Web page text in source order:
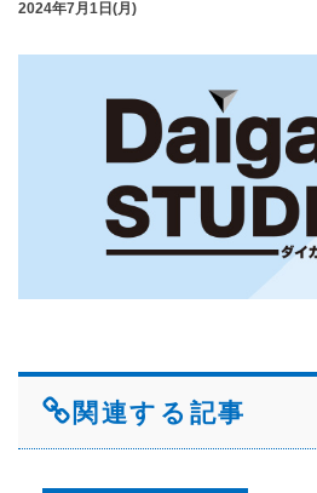
2024年7月1日(月)
関連する記事